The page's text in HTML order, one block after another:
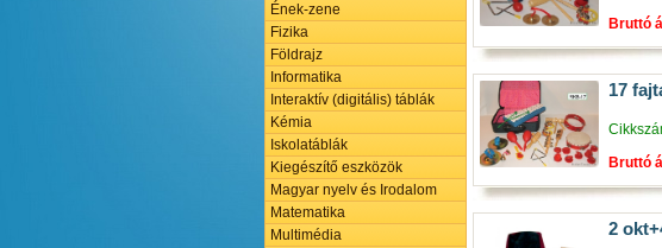
Ének-zene
Fizika
Földrajz
Informatika
Interaktív (digitális) táblák
Kémia
Iskolatáblák
Kiegészítő eszközök
Magyar nyelv és Irodalom
Matematika
Multimédia
Bruttó
17
Bruttó
2